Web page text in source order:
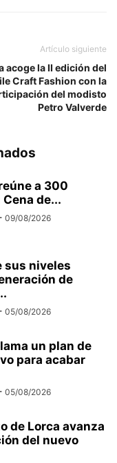
Artículo siguiente
acoge la II edición del
Craft Fashion con la
del modisto
Petro Valverde
a 300
de...
09/08/2026
sus niveles
de
05/08/2026
un plan de
para acabar
05/08/2026
de Lorca avanza
del nuevo